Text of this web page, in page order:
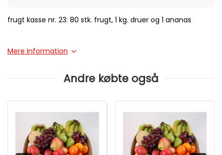
frugt kasse nr. 23: 80 stk. frugt, 1 kg. druer og 1 ananas
Mere information
Andre købte også